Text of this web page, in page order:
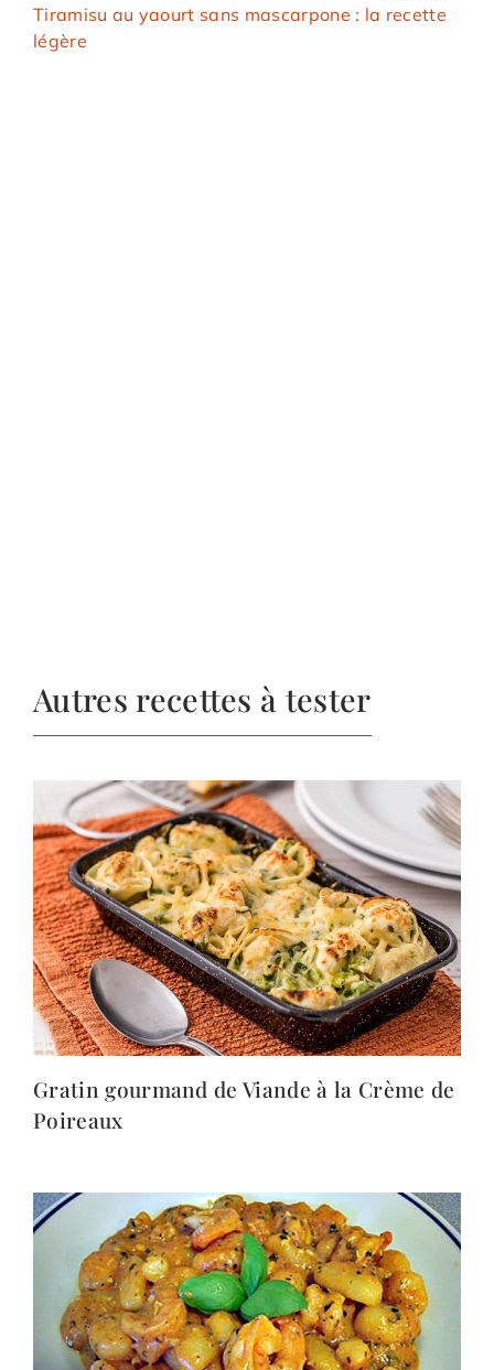
Tiramisu au yaourt sans mascarpone : la recette
légère
Autres recettes à tester
Gratin gourmand de Viande à la Crème de
Poireaux